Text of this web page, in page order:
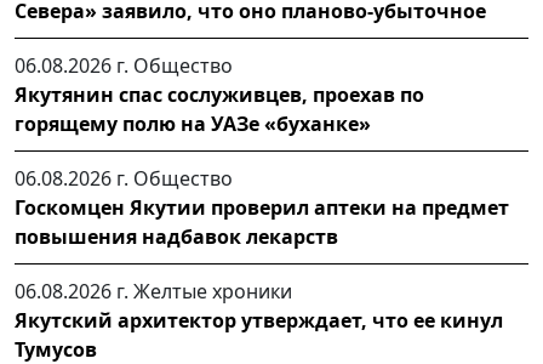
Севера» заявило, что оно планово-убыточное
06.08.2026 г. Общество
Якутянин спас сослуживцев, проехав по
горящему полю на УАЗе «буханке»
06.08.2026 г. Общество
Госкомцен Якутии проверил аптеки на предмет
повышения надбавок лекарств
06.08.2026 г. Желтые хроники
Якутский архитектор утверждает, что ее кинул
Тумусов